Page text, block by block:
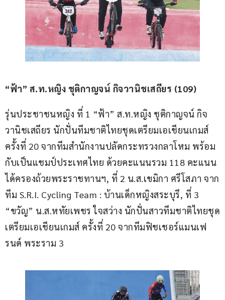
“ฟ้า” ส.ท.หญิง ชุติกาญจน์ กิจวานิชเสถียร (109)
รุ่นประชาชนหญิง ที่ 1 “ฟ้า” ส.ท.หญิง ชุติกาญจน์ กิจ
วานิชเสถียร นักปั่นทีมชาติไทยชุดเตรียมเอเชียนเกมส์
ครั้งที่ 20 จากทีมสำนักงานปลัดกระทรวงกลาโหม พร้อม
กับเป็นแชมป์ประเทศไทย ด้วยคะแนนรวม 118 คะแนน
ได้ครองถ้วยพระราชทานฯ, ที่ 2 น.ส.เขมิกา ศรีโสภา จาก
ทีม S.R.I. Cycling Team : บ้านเด็กหญิงสระบุรี, ที่ 3
“ขวัญ” น.ส.หทัยเพชร ใจสว่าง นักปั่นสาวทีมชาติไทยชุด
เตรียมเอเชียนเกมส์ ครั้งที่ 20 จากทีมฟิชเชอร์แมนเฟ
รนด์ พระราม 3